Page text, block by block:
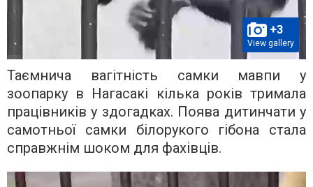
+3
View gallery
Таємнича вагітність самки мавпи у
зоопарку в Нагасакі кілька років тримала
працівників у здогадках. Поява дитинчати у
самотньої самки білорукого гібона стала
справжнім шоком для фахівців.